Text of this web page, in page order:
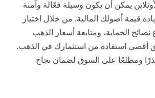
يمكن أن يكون وسيلة فعّالة وآمنة
قيمة أصولك المالية. من خلال اختيار
نصائح الحماية، ومتابعة أسعار الذهب
أقصى استفادة من استثمارك في الذهب.
ومطلعًا على السوق لضمان نجاح